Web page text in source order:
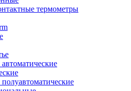
термометры